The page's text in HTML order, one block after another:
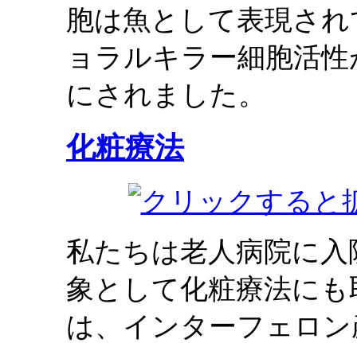
胞は魚として表現さ
ョラルキラー細胞活
にされました。
化粧療法
私たちは老人病院に
象として化粧療法に
は、インターフェロ